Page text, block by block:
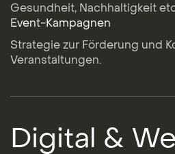
Gesundheit, Nachhaltigkeit
Event-Kampagnen
Strategie zur Förderung und
Veranstaltungen.
Digital &